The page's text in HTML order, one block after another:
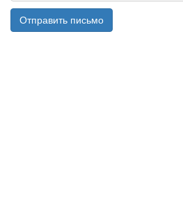
Отправить письмо